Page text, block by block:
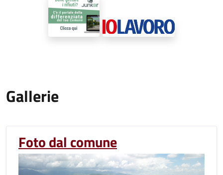
Gallerie
Foto dal comune